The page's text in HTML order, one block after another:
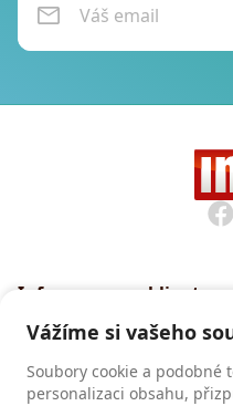
Informace pro klienty
podmínky CK INEX
Pojištění CK INEX
Zásady a informace o
Vážíme si vašeho
Soubory cookie a podobné
personalizaci obsahu,